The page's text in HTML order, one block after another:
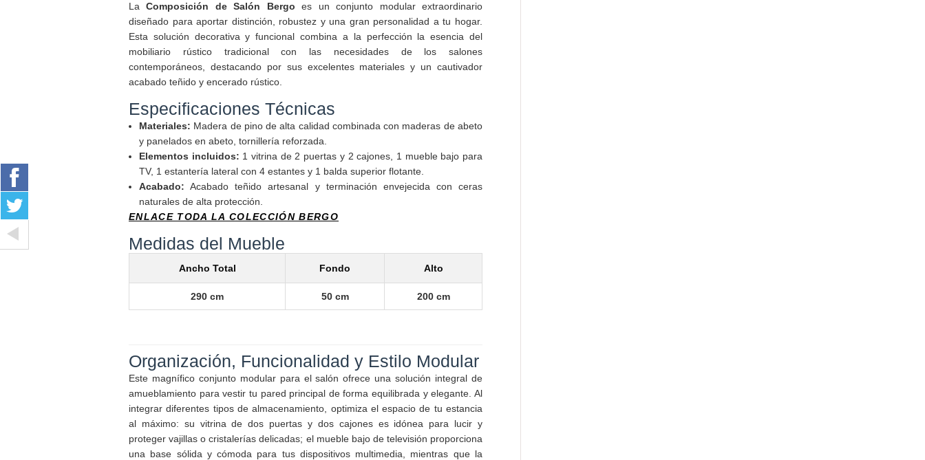
LaComposición de Salón Bergo es un conjunto modular extraordinario
diseñado para aportar distinción, robustez y una gran personalidad a tu hogar.
Esta solución decorativa y funcional combina a la perfección la esencia del
mobiliario rústico tradicional con las necesidades de los salones
contemporáneos, destacando por sus excelentes materiales y un cautivador
acabado teñido y encerado rústico.
Especificaciones Técnicas
Materiales: Madera de pino de alta calidad combinada con maderas de abeto
y panelados en abeto, tornillería reforzada.
Elementos incluidos: 1 vitrina de 2 puertas y 2 cajones, 1 mueble bajo para
TV, 1 estantería lateral con 4 estantes y 1 balda superior flotante.
Acabado: Acabado teñido artesanal y terminación envejecida con ceras
naturales de alta protección.
ENLACE TODA LA COLECCIÓN BERGO
Medidas del Mueble
Ancho Total Fondo Alto
290 cm 50 cm 200 cm
Organización, Funcionalidad y Estilo Modular
Este magnífico conjunto modular para el salón ofrece una solución integral de
amueblamiento para vestir tu pared principal de forma equilibrada y elegante. Al
integrar diferentes tipos de almacenamiento, optimiza el espacio de tu estancia
al máximo: su vitrina de dos puertas y dos cajones es idónea para lucir y
proteger vajillas o cristalerías delicadas; el mueble bajo de televisión proporciona
una base sólida y cómoda para tus dispositivos multimedia, mientras que la